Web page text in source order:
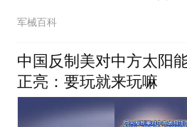
军械百科
中国反制美对中方太阳
正亮：要玩就来玩嘛